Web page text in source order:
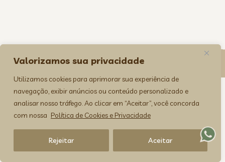
Valorizamos sua privacidade
Utilizamos cookies para aprimorar sua experiência de
navegação, exibir anúncios ou conteúdo personalizado e
analisar nosso tráfego. Ao clicar em “Aceitar”, você concorda
com nossa Política de Cookies e Privacidade
Rejeitar Aceitar